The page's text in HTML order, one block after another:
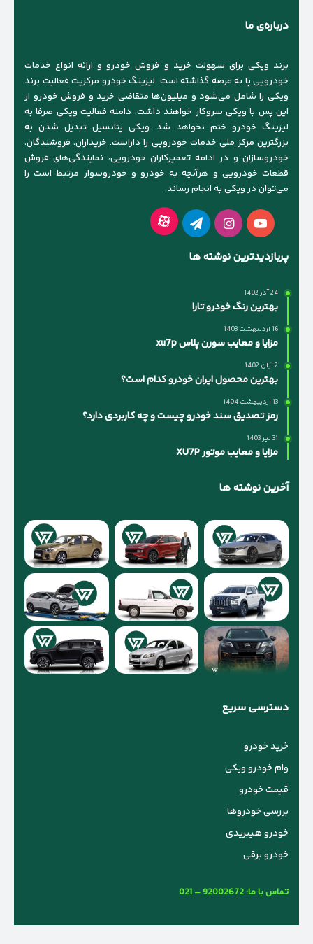
درباره‌ی ما
برند ویکی برای سهولت خرید و فروش خودرو و ارائه انواع خدمات
خودرویی پا به عرصه گذاشته است. لیزینگ خودرو مرکزیت فعالیت برند
ویکی را شامل می‌شود و میلیون‌ها متقاضی خرید و فروش خودرو از
این پس با ویکی سروکار خواهند داشت. دامنه فعالیت ویکی صرفا به
لیزینگ خودرو ختم نخواهد شد. ویکی پتانسیل تبدیل شدن به
بزرگترین مرکز ملی خدمات خودرویی را داراست. خریداران، فروشندگان،
خودروسازان و در ادامه تعمیرکاران خودرویی، نمایندگی‌های فروش
قطعات خودرویی و هرآنچه به خودرو و خودروسوار مرتبط است را
می‌توان در ویکی به انجام رساند.
یوتیوباینستاگرام
تلگرام آپارات
پربازدیدترین نوشته ها
24 آذر 1402
بهترین رنگ خودرو تارا
16 اردیبهشت 1403
مزایا و معایب سورن پلاس xu7p
2 آبان 1402
بهترین محصول ایران خودرو کدام است؟
13 اردیبهشت 1404
رمز تصدیق سند خودرو چیست و چه کاربردی دارد؟
31 تیر 1403
مزایا و معایب موتور XU7P
آخرین نوشته ها
دسترسی سریع
خرید خودرو
وام خودرو ویکی
قیمت خودرو
بررسی خودروها
خودرو هیبریدی
خودرو برقی
تماس با ما: 021 – 92002672